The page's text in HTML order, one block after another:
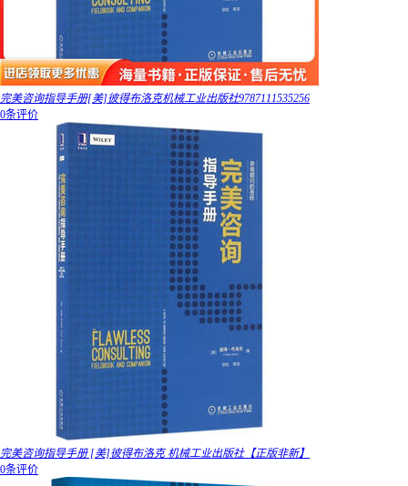
完美咨询指导手册[美]彼得布洛克机械工业出版社9787111535256
0条评价
完美咨询指导手册 [美]彼得布洛克 机械工业出版社【正版非新】
0条评价